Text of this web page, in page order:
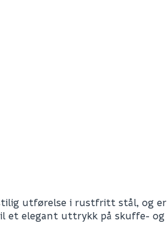
utførelse i rustfritt stål, og er
et elegant uttrykk på skuffe- og